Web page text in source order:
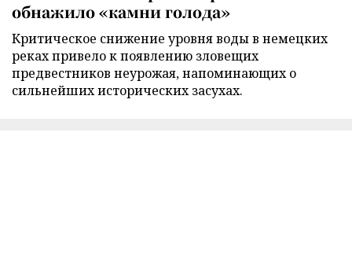
обнажило «камни голода»
Критическое снижение уровня воды в немецких
реках привело к появлению зловещих
предвестников неурожая, напоминающих о
сильнейших исторических засухах.